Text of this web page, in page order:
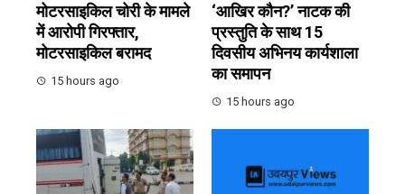
मोटरसाइकिल चोरी के मामले
में आरोपी गिरफ्तार,
मोटरसाइकिल बरामद
15 hours ago
‘आखिर कौन?’ नाटक की
प्रस्तुति के साथ 15
दिवसीय अभिनय कार्यशाला
का समापन
15 hours ago